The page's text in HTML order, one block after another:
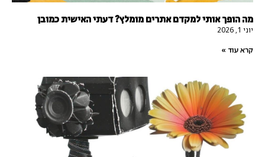
מה הופך אותי למקדם אתרים מומלץ? דעתי האישית כמובן
יוני 1, 2026
קרא עוד »